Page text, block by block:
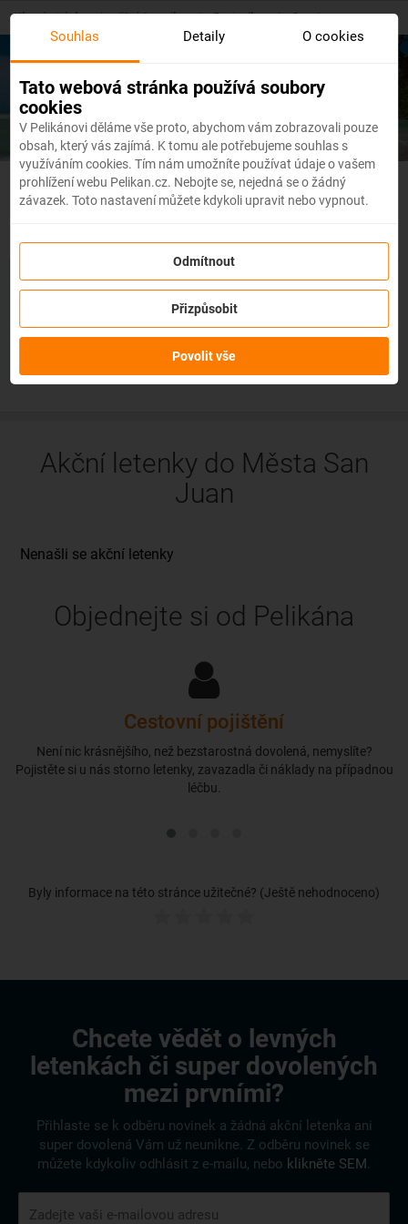
Skip
content
Hlavní stránka / Jižní Amerika / Portoriko / San Juan
Levné letenkySan Juan
Portoriko - Flexibilní letenky
rezervace, jako jedatum, destinace nebo dokonce cestující,a
bez udání důvodu!
služby obdržítekredit až ve výši 80 % ceny rezervacena
během procesu rezervace letenky.
Akční letenky do Města San
Juan
Objednejte si od Pelikána
Cestovní pojištění
Není nic krásnějšího, než bezstarostná dovolená, nemyslíte?
Pojistěte si u nás storno letenky, zavazadla či náklady na případnou
léčbu.
Byly informace na této stránce užitečné? (Ještě nehodnoceno)
Chcete vědět o levných
letenkách či super dovolených
mezi prvními?
Přihlaste se k odběru novinek a žádná akční letenka ani
super dovolená Vám už neunikne. Z odběru novinek se
můžete kdykoliv odhlásit z e-mailu, nebo klikněte SEM.
Souhlas Detaily O cookies
Tato webová stránka používá soubory
cookies
V Pelikánovi děláme vše proto, abychom vám zobrazovali pouze
obsah, který vás zajímá. K tomu ale potřebujeme souhlas s
využíváním cookies. Tím nám umožníte používat údaje o vašem
prohlížení webu Pelikan.cz. Nebojte se, nejedná se o žádný
závazek. Toto nastavení můžete kdykoli upravit nebo vypnout.
Odmítnout
Přizpůsobit
Povolit vše